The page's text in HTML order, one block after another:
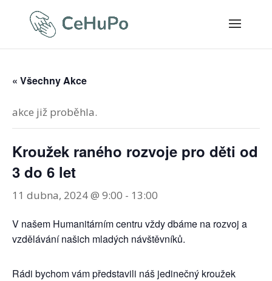
« Všechny Akce
akce již proběhla.
Kroužek raného rozvoje pro děti od
3 do 6 let
11 dubna, 2024 @ 9:00 - 13:00
V našem Humanitárním centru vždy dbáme na rozvoj a
vzdělávání našich mladých návštěvníků.
Rádi bychom vám představili náš jedinečný kroužek